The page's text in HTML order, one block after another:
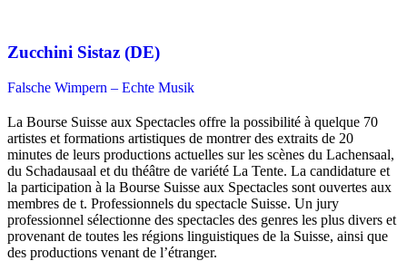
Zucchini Sistaz (DE)
Falsche Wimpern – Echte Musik
La Bourse Suisse aux Spectacles offre la possibilité à quelque 70
artistes et formations artistiques de montrer des extraits de 20
minutes de leurs productions actuelles sur les scènes du Lachensaal,
du Schadausaal et du théâtre de variété La Tente. La candidature et
la participation à la Bourse Suisse aux Spectacles sont ouvertes aux
membres de t. Professionnels du spectacle Suisse. Un jury
professionnel sélectionne des spectacles des genres les plus divers et
provenant de toutes les régions linguistiques de la Suisse, ainsi que
des productions venant de l’étranger.